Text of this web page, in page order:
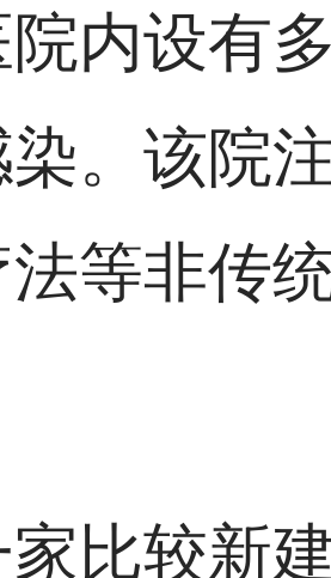
内设有
。该院
等非传
比较新